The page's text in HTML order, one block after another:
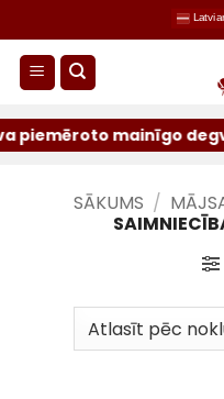
to
content
mainīgo degvielas
SĀKUMS /